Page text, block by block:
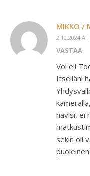
MIKKO /
2.10.2024 AT
VASTAA
Voi ei!
Itselläni
hävisi, ei
sekin oli